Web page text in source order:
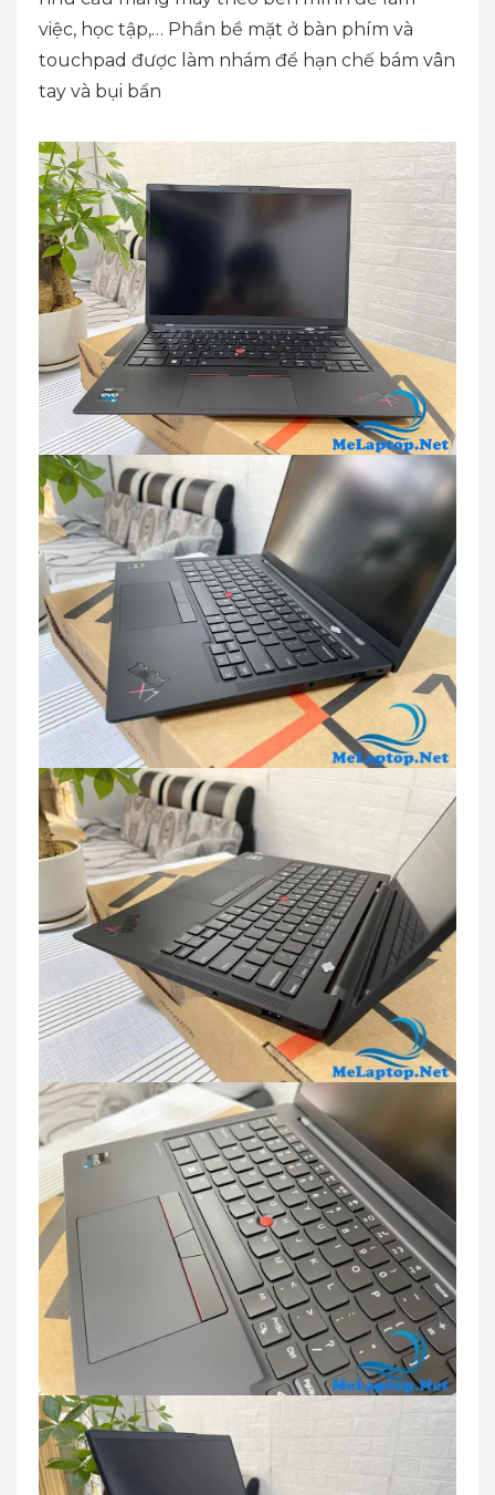
việc, học tập,… Phần bề mặt ở bàn phím và
touchpad được làm nhám để hạn chế bám vân
tay và bụi bẩn